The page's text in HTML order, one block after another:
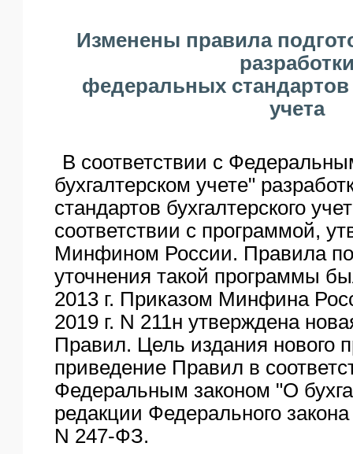
Изменены правила
федеральных стандартов
учета
В соответствии с
бухгалтерском учете"
стандартов бухгалтерского
соответствии с программой,
Минфином России. Правила
уточнения такой программы
2013 г. Приказом Минфина
2019 г. N 211н утверждена
Правил. Цель издания нового
приведение Правил в
Федеральным законом "О
редакции Федерального
N 247-ФЗ.